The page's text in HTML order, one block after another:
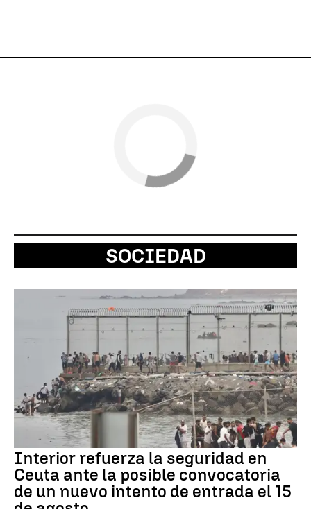
SOCIEDAD
Interior refuerza la seguridad en
Ceuta ante la posible convocatoria
de un nuevo intento de entrada el 15